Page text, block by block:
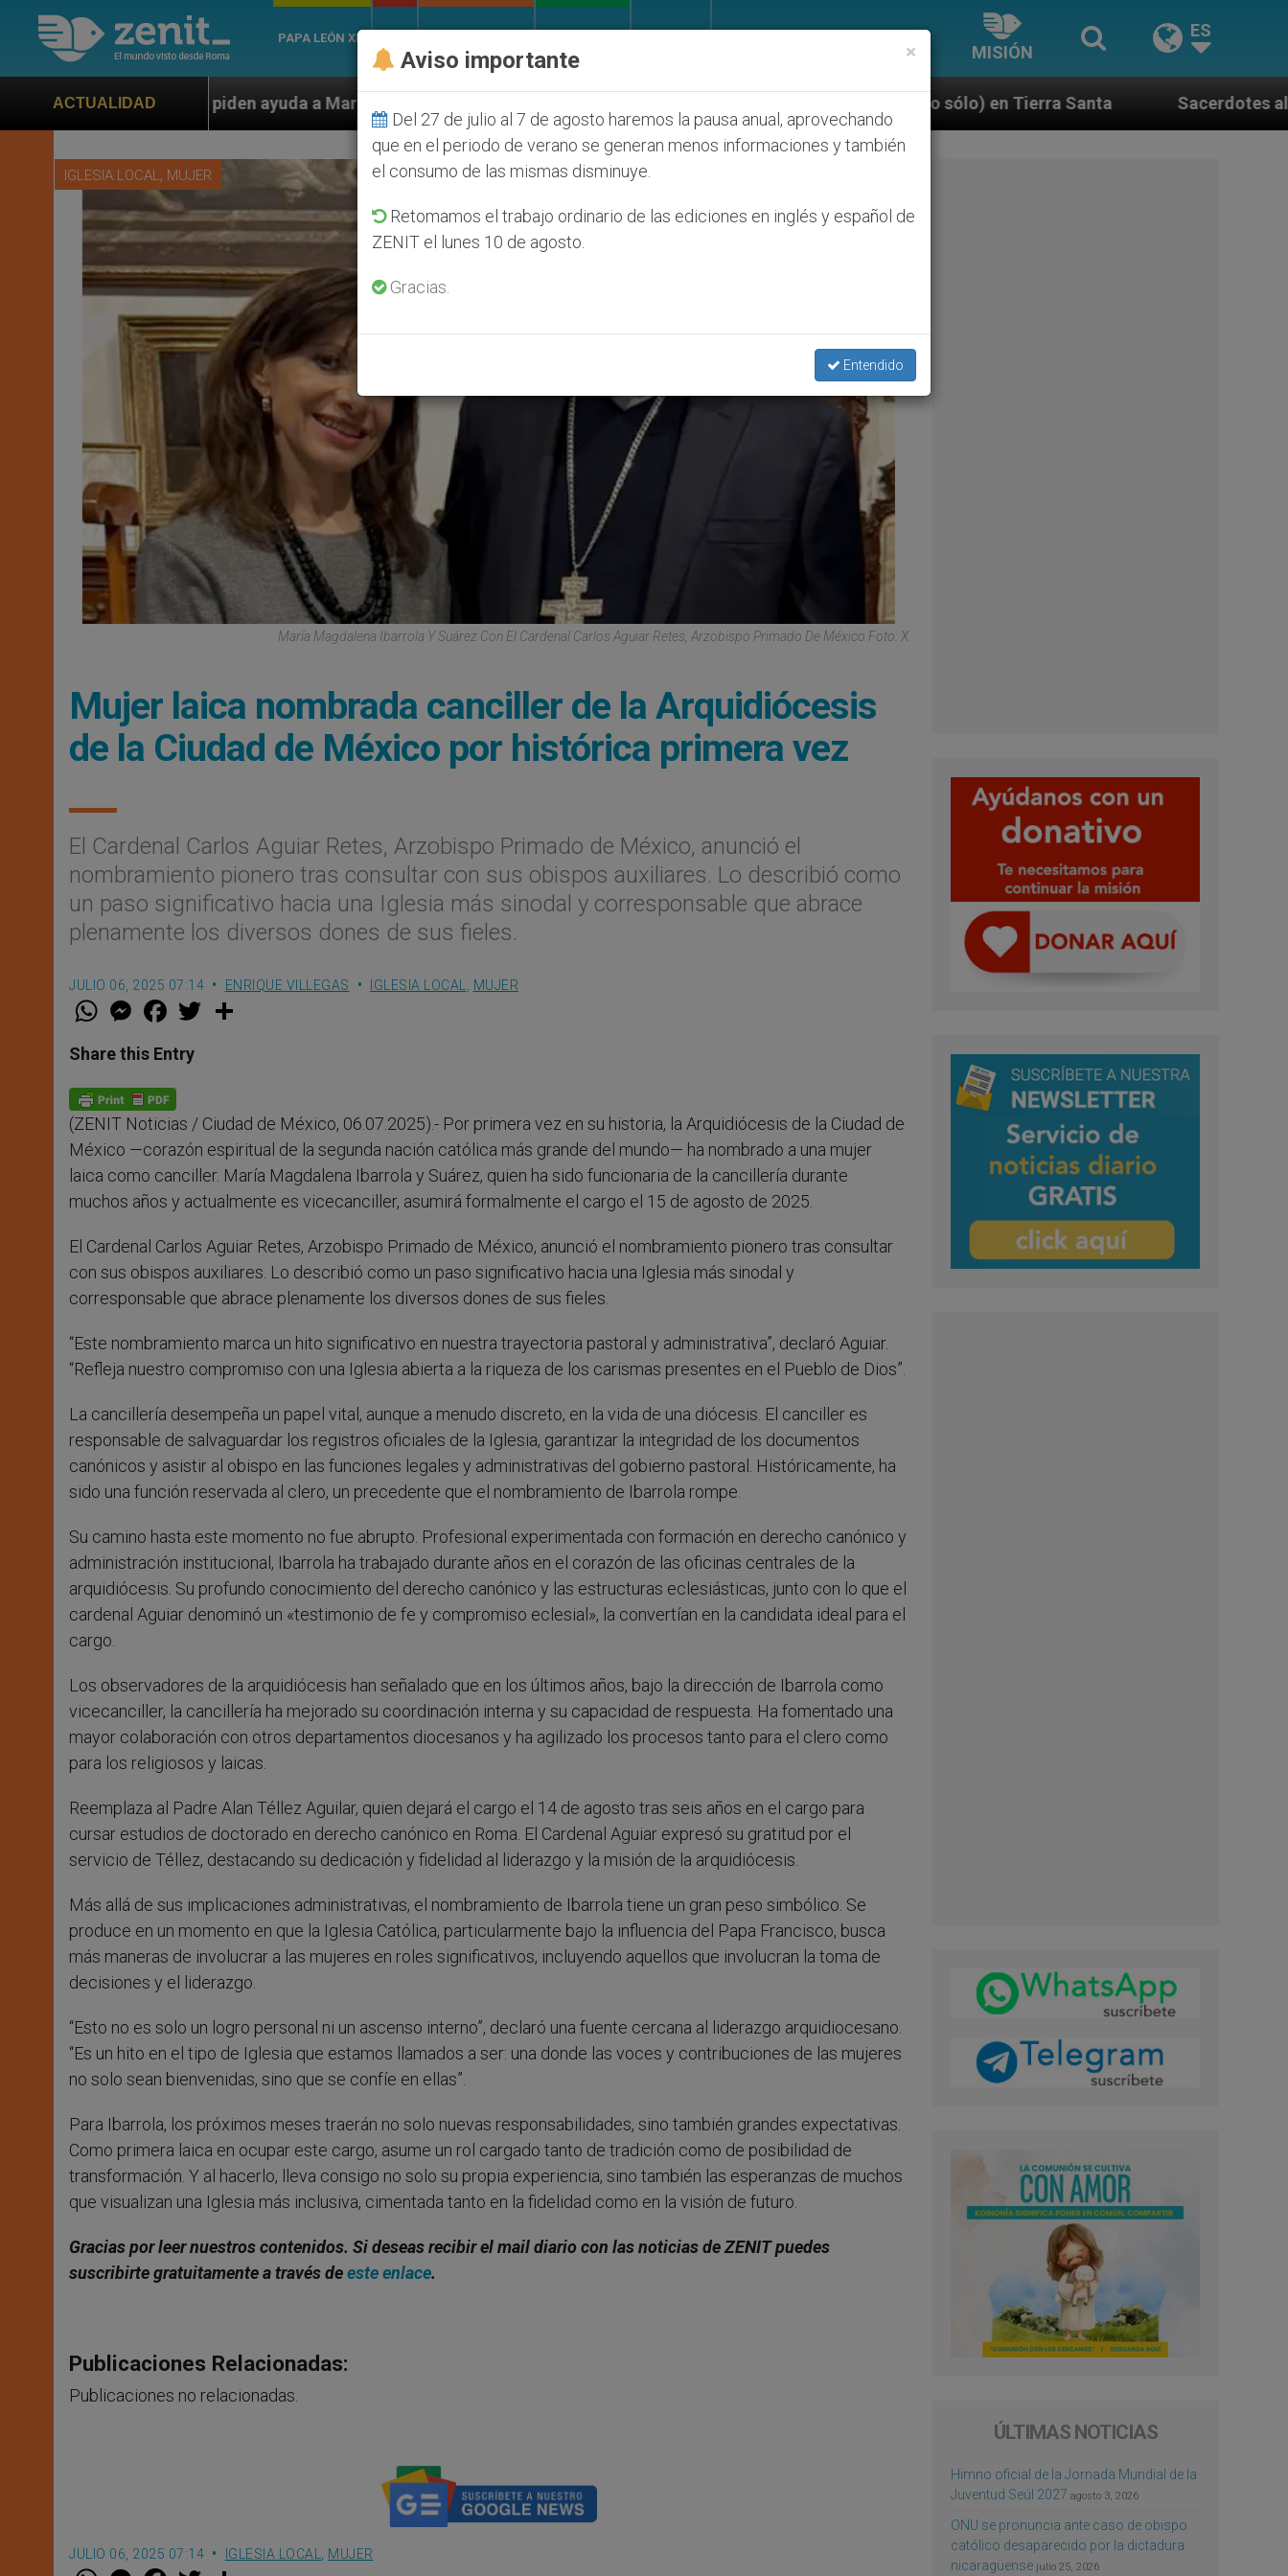
PAPA LEÓN XIV
MISIÓN
ES
ACTUALIDAD
ayuda a Marco Rubio ante persecución de colonos judíos que afecta a cristianos (y no sólo) en Tierra Santa Sacerdotes alemanes fieles al Papa
IGLESIA LOCAL, MUJER
María Magdalena Ibarrola Y Suárez Con El Cardenal Carlos Aguiar Retes, Arzobispo Primado De México Foto: X
Mujer laica nombrada canciller de la Arquidiócesis
de la Ciudad de México por histórica primera vez
El Cardenal Carlos Aguiar Retes, Arzobispo Primado de México, anunció el
nombramiento pionero tras consultar con sus obispos auxiliares. Lo describió como
un paso significativo hacia una Iglesia más sinodal y corresponsable que abrace
plenamente los diversos dones de sus fieles.
JULIO 06, 2025 07:14 ENRIQUE VILLEGAS IGLESIA LOCAL MUJER
W
t
s
p
p
M
e
s
e
g
e
r
F
a
e
b
o
k
w
Share this Entry
(ZENIT Noticias / Ciudad de México, 06.07.2025).- Por primera vez en su historia, la Arquidiócesis de la Ciudad de
México —corazón espiritual de la segunda nación católica más grande del mundo— ha nombrado a una mujer
laica como canciller. María Magdalena Ibarrola y Suárez, quien ha sido funcionaria de la cancillería durante
muchos años y actualmente es vicecanciller, asumirá formalmente el cargo el 15 de agosto de 2025.
El Cardenal Carlos Aguiar Retes, Arzobispo Primado de México, anunció el nombramiento pionero tras consultar
con sus obispos auxiliares. Lo describió como un paso significativo hacia una Iglesia más sinodal y
corresponsable que abrace plenamente los diversos dones de sus fieles.
“Este nombramiento marca un hito significativo en nuestra trayectoria pastoral y administrativa”, declaró Aguiar.
“Refleja nuestro compromiso con una Iglesia abierta a la riqueza de los carismas presentes en el Pueblo de Dios”.
La cancillería desempeña un papel vital, aunque a menudo discreto, en la vida de una diócesis. El canciller es
responsable de salvaguardar los registros oficiales de la Iglesia, garantizar la integridad de los documentos
canónicos y asistir al obispo en las funciones legales y administrativas del gobierno pastoral. Históricamente, ha
sido una función reservada al clero, un precedente que el nombramiento de Ibarrola rompe.
Su camino hasta este momento no fue abrupto. Profesional experimentada con formación en derecho canónico y
administración institucional, Ibarrola ha trabajado durante años en el corazón de las oficinas centrales de la
arquidiócesis. Su profundo conocimiento del derecho canónico y las estructuras eclesiásticas, junto con lo que el
cardenal Aguiar denominó un «testimonio de fe y compromiso eclesial», la convertían en la candidata ideal para el
cargo.
Los observadores de la arquidiócesis han señalado que en los últimos años, bajo la dirección de Ibarrola como
vicecanciller, la cancillería ha mejorado su coordinación interna y su capacidad de respuesta. Ha fomentado una
mayor colaboración con otros departamentos diocesanos y ha agilizado los procesos tanto para el clero como
para los religiosos y laicas.
Reemplaza al Padre Alan Téllez Aguilar, quien dejará el cargo el 14 de agosto tras seis años en el cargo para
cursar estudios de doctorado en derecho canónico en Roma. El Cardenal Aguiar expresó su gratitud por el
servicio de Téllez, destacando su dedicación y fidelidad al liderazgo y la misión de la arquidiócesis.
Más allá de sus implicaciones administrativas, el nombramiento de Ibarrola tiene un gran peso simbólico. Se
produce en un momento en que la Iglesia Católica, particularmente bajo la influencia del Papa Francisco, busca
más maneras de involucrar a las mujeres en roles significativos, incluyendo aquellos que involucran la toma de
decisiones y el liderazgo.
“Esto no es solo un logro personal ni un ascenso interno”, declaró una fuente cercana al liderazgo arquidiocesano.
“Es un hito en el tipo de Iglesia que estamos llamados a ser: una donde las voces y contribuciones de las mujeres
no solo sean bienvenidas, sino que se confíe en ellas”.
Para Ibarrola, los próximos meses traerán no solo nuevas responsabilidades, sino también grandes expectativas.
Como primera laica en ocupar este cargo, asume un rol cargado tanto de tradición como de posibilidad de
transformación. Y al hacerlo, lleva consigo no solo su propia experiencia, sino también las esperanzas de muchos
que visualizan una Iglesia más inclusiva, cimentada tanto en la fidelidad como en la visión de futuro.
Gracias por leer nuestros contenidos. Si deseas recibir el mail diario con las noticias de ZENIT puedes
suscribirte gratuitamente a través deeste enlace.
Publicaciones Relacionadas:
Publicaciones no relacionadas.
JULIO 06, 2025 07:14 IGLESIA LOCAL MUJER
W M F
ÚLTIMAS NOTICIAS
Himno oficial de la Jornada Mundial de la
Juventud Seúl 2027 agosto 3, 2026
ONU se pronuncia ante caso de obispo
católico desaparecido por la dictadura
nicaragüense julio 25, 2026
×
Aviso importante
Del 27 de julio al 7 de agosto haremos la pausa anual, aprovechando
que en el periodo de verano se generan menos informaciones y también
el consumo de las mismas disminuye.
Retomamos el trabajo ordinario de las ediciones en inglés y español de
ZENIT el lunes 10 de agosto.
Gracias.
Entendido